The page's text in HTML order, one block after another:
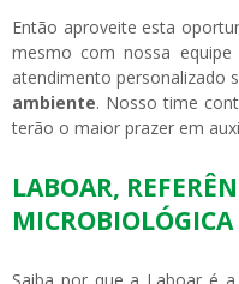
Então aproveite esta
mesmo com nossa
atendimento personalizado
ambiente. Nosso time
terão o maior prazer em
LABOAR,